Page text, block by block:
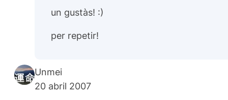
un gustàs! :)
per repetir!
Unmei
20 abril 2007